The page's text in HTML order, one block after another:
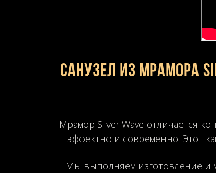
Санузел из мрамора
Мрамор Silver Wave отличается
эффектно и современно. Этот
Мы выполняем изготовление и